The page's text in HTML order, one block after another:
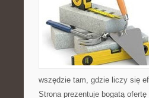
wszędzie tam, gdzie liczy się
Strona prezentuje bogatą